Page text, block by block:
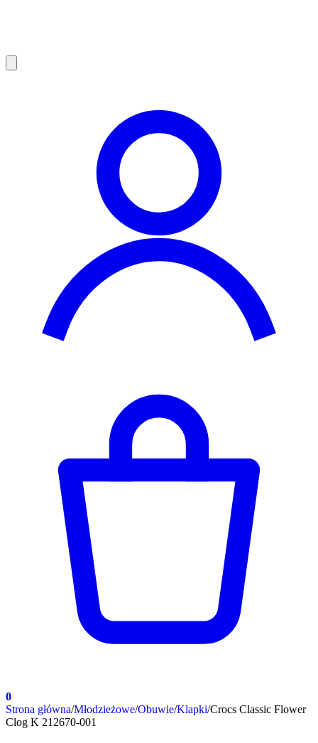
0
Strona główna/Młodzieżowe/Obuwie/Klapki/Crocs Classic Flower
Clog K 212670-001